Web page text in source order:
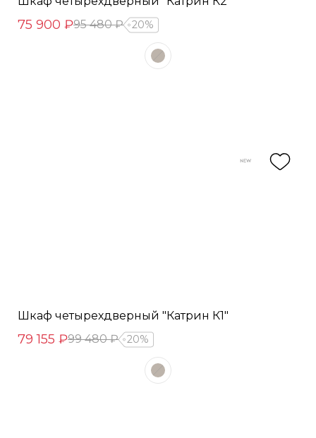
75 900 ₽95 480 ₽ 20%
Шкаф четырехдверный "Катрин К1"
79 155 ₽99 480 ₽ 20%